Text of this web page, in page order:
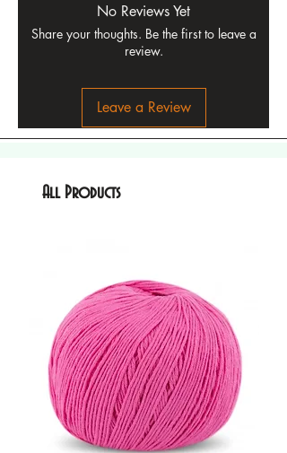
No Reviews Yet
Share your thoughts. Be the first to leave a
review.
Leave a Review
All Products